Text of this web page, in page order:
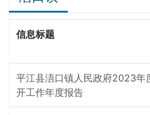
信息标题
平江县浯口镇人民政府2023年
开工作年度报告